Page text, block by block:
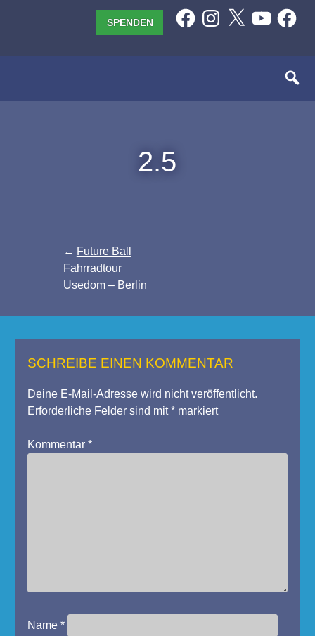
FacebookInstagram
X YouTube
SPENDEN
2.5
Beitragsnavigation
Future Ball
Fahrradtour
Usedom – Berlin
SCHREIBE EINEN KOMMENTAR
Deine E-Mail-Adresse wird nicht veröffentlicht.
Erforderliche Felder sind mit* markiert
Kommentar*
Name*